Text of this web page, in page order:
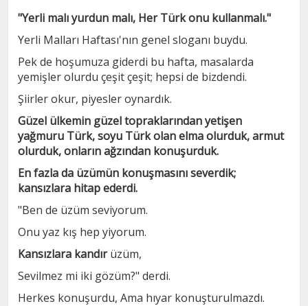
"Yerli malı yurdun malı, Her Türk onu kullanmalı."
Yerli Malları Haftası'nın genel sloganı buydu.
Pek de hoşumuza giderdi bu hafta, masalarda
yemişler olurdu çeşit çeşit; hepsi de bizdendi.
Şiirler okur, piyesler oynardık.
Güzel ülkemin güzel topraklarından yetişen
yağmuru Türk, soyu Türk olan elma olurduk, armut
olurduk, onların ağzından konuşurduk.
En fazla da üzümün konuşmasını severdik;
kansızlara hitap ederdi.
"Ben de üzüm seviyorum.
Onu yaz kış hep yiyorum.
Kansızlara kandırüzüm,
Sevilmez mi iki gözüm?" derdi.
Herkes konuşurdu, Ama hıyar konuşturulmazdı.